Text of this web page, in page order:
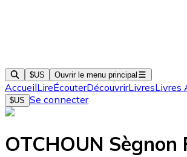
$US Ouvrir le menu principal
AccueilLireÉcouterDécouvrirLivresLivres
$US Se connecter
OTCHOUN Sègnon